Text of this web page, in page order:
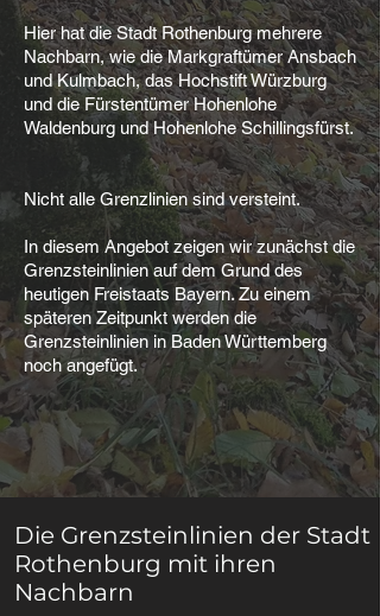
Hier hat die Stadt Rothenburg mehrere
Nachbarn, wie die Markgraftümer Ansbach
und Kulmbach, das Hochstift Würzburg
und die Fürstentümer Hohenlohe
Waldenburg und Hohenlohe Schillingsfürst.
Nicht alle Grenzlinien sind versteint.
In diesem Angebot zeigen wir zunächst die
Grenzsteinlinien auf dem Grund des
heutigen Freistaats Bayern. Zu einem
späteren Zeitpunkt werden die
Grenzsteinlinien in Baden Württemberg
noch angefügt.
Die Grenzsteinlinien der Stadt
Rothenburg mit ihren
Nachbarn